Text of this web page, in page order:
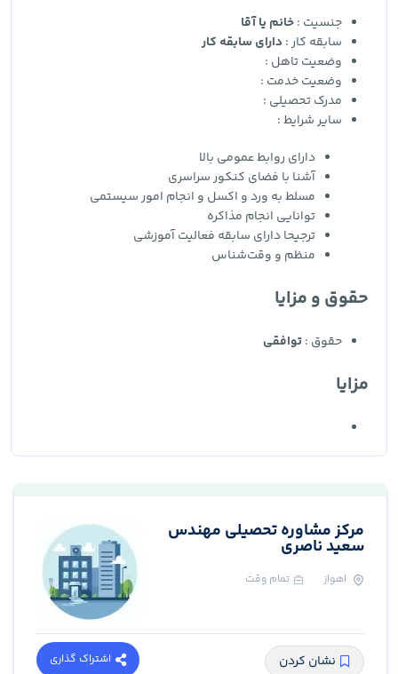
جنسیت :خانم یا آقا
سابقه کار : دارای سابقه کار
وضعیت تاهل :
وضعیت خدمت :
مدرک تحصیلی :
سایر شرایط :
دارای روابط عمومی بالا
آشنا با فضای کنکور سراسری
مسلط به ورد و اکسل و انجام امور سیستمی
توانایی انجام مذاکره
ترجیحا دارای سابقه فعالیت آموزشی
منظم و وقت‌شناس
حقوق و مزایا
حقوق :توافقی
مزایا
مرکز مشاوره تحصیلی مهندس
سعید ناصری
اهواز تمام وقت
نشان کردن اشتراک گذاری